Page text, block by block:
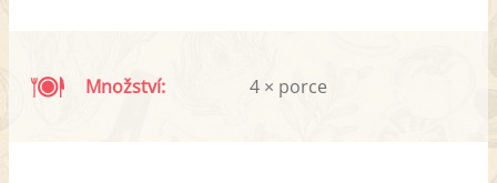
Množství: 4 × porce